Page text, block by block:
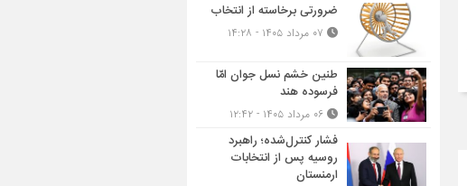
ضرورتی برخاسته از انتخاب
طنین خشم نسل جوان امّا
فرسوده هند
فشار کنترل‌شده؛ راهبرد
روسیه پس از انتخابات
ارمنستان